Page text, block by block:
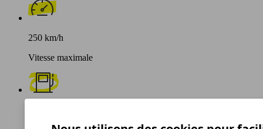
250 km/h
Vitesse maximale